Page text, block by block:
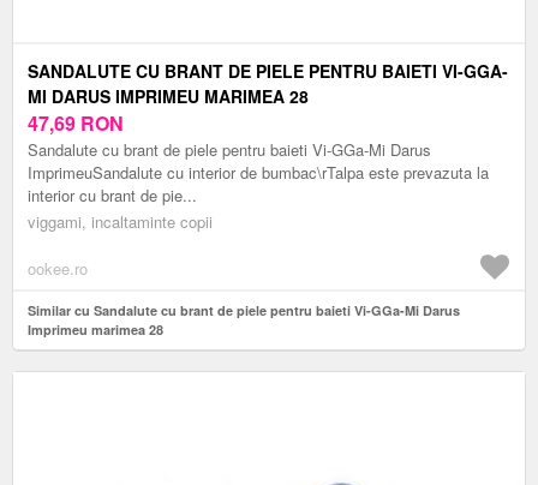
SANDALUTE CU BRANT DE PIELE PENTRU BAIETI VI-GGA-
MI DARUS IMPRIMEU MARIMEA 28
47,69 RON
Sandalute cu brant de piele pentru baieti Vi-GGa-Mi Darus
ImprimeuSandalute cu interior de bumbac\rTalpa este prevazuta la
interior cu brant de pie...
viggami, incaltaminte copii
ookee.ro
Similar cu Sandalute cu brant de piele pentru baieti Vi-GGa-Mi Darus
Imprimeu marimea 28